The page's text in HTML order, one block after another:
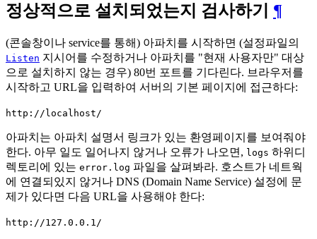
정상적으로 설치되었는지 검사하기 ¶
(콘솔창이나 service를 통해) 아파치를 시작하면 (설정파일의
Listen 지시어를 수정하거나 아파치를 "현재 사용자만" 대상
으로 설치하지 않는 경우) 80번 포트를 기다린다. 브라우저를
시작하고 URL을 입력하여 서버의 기본 페이지에 접근하다:
http://localhost/
아파치는 아파치 설명서 링크가 있는 환영페이지를 보여줘야
한다. 아무 일도 일어나지 않거나 오류가 나오면, logs 하위디
렉토리에 있는 error.log 파일을 살펴봐라. 호스트가 네트웍
에 연결되있지 않거나 DNS (Domain Name Service) 설정에 문
제가 있다면 다음 URL을 사용해야 한다:
http://127.0.0.1/